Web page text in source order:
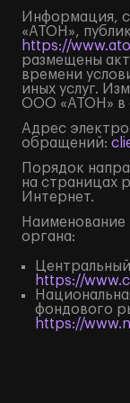
Информация,
«АТОН»,
https://
размещены
времени
иных услуг.
ООО «АТОН» в
Адрес
обращений:
Порядок
на страницах
Интернет.
органа:
https://
фондового
https://